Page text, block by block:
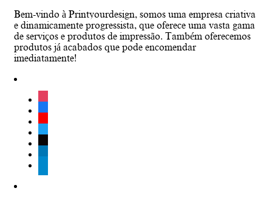
Bem-vindo à Printyourdesign, somos uma empresa criativa
e dinamicamente progressista, que oferece uma vasta gama
de serviços e produtos de impressão. Também oferecemos
produtos já acabados que pode encomendar
imediatamente!
instagram
facebook
youtube
twitter
tiktok